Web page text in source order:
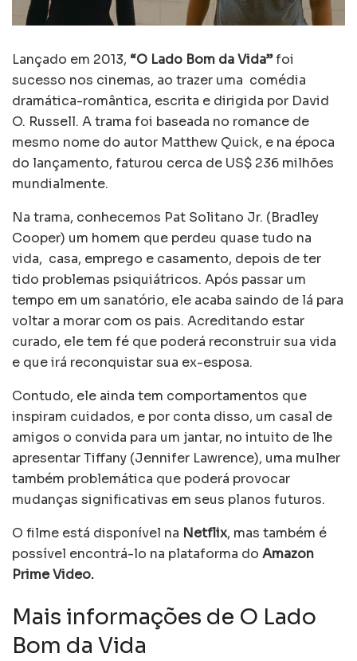
Lançado em 2013, “O Lado Bom da Vida”foi
sucesso nos cinemas, ao trazer uma comédia
dramática-romântica, escrita e dirigida por David
O. Russell. A trama foi baseada no romance de
mesmo nome do autor Matthew Quick, e na época
do lançamento, faturou cerca de US$ 236 milhões
mundialmente.
Na trama, conhecemos Pat Solitano Jr. (Bradley
Cooper) um homem que perdeu quase tudo na
vida, casa, emprego e casamento, depois de ter
tido problemas psiquiátricos. Após passar um
tempo em um sanatório, ele acaba saindo de lá para
voltar a morar com os pais. Acreditando estar
curado, ele tem fé que poderá reconstruir sua vida
e que irá reconquistar sua ex-esposa.
Contudo, ele ainda tem comportamentos que
inspiram cuidados, e por conta disso, um casal de
amigos o convida para um jantar, no intuito de lhe
apresentar Tiffany (Jennifer Lawrence), uma mulher
também problemática que poderá provocar
mudanças significativas em seus planos futuros.
O filme está disponível na Netflix, mas também é
possível encontrá-lo na plataforma do Amazon
Prime Video.
Mais informações de O Lado
Bom da Vida